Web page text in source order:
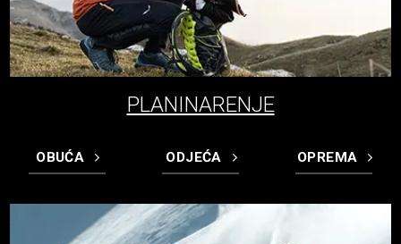
PLANINARENJE
OBUĆA ODJEĆA OPREMA